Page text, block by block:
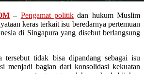
– Pengamat politik dan hukum Muslim
keras terkait isu beredarnya pertemuan
di Singapura yang disebut berlangsung
tersebut tidak bisa dipandang sebagai isu
menjadi bagian dari konsolidasi kekuatan